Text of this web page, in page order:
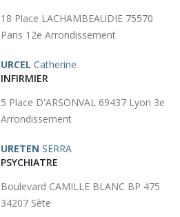
18 Place LACHAMBEAUDIE 75570
Paris 12e Arrondissement
URCEL Catherine
INFIRMIER
5 Place D'ARSONVAL 69437 Lyon 3e
Arrondissement
URETEN SERRA
PSYCHIATRE
Boulevard CAMILLE BLANC BP 475
34207 Sète